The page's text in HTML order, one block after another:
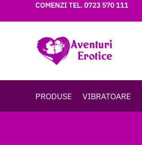
COMENZI TEL.0723 570 111
PRODUSE VIBRATOARE